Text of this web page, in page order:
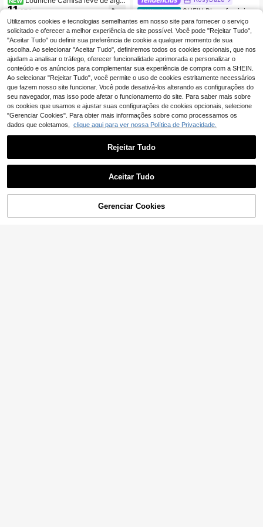
dão para mulher, cor lisa, decote em
sual, para uso diário, deslocações e
férias, estilo versátil para a época d
e regresso às aulas e Dia do Profes
sor
11,87€
4
Franclia Camisas eleg
11,83€
EU Warehouse SHEIN Blusa feminina
com decote em V e mangas curtas,
tecido confortável, ideal para férias,
uso diário, ocasiões casuais, praia,
encontros, festas e férias urbanas d
e verão. Versátil.
#1 Mais Vendido em Entalhado Tops, blusas e camisetas femininas
11,38€
COMPRE AGORA
Utilizamos cookies e tecnologias semelhantes em nosso site para fornecer o serviço
solicitado e oferecer a melhor experiência de site possível. Você pode "Rejeitar Tudo",
"Aceitar Tudo" ou definir sua preferência de cookie a qualquer momento de sua
escolha. Ao selecionar "Aceitar Tudo", definiremos todos os cookies opcionais, que nos
ajudam a analisar o tráfego, oferecer funcionalidade aprimorada e personalizar o
conteúdo e os anúncios para complementar sua experiência de compra com a SHEIN.
Ao selecionar "Rejeitar Tudo", você permite o uso de cookies estritamente necessários
que fazem nosso site funcionar. Você pode desativá-los alterando as configurações do
seu navegador, mas isso pode afetar o funcionamento do site. Para saber mais sobre
os cookies que usamos e ajustar suas configurações de cookies opcionais, selecione
"Gerenciar Cookies". Para obter mais informações sobre como processamos os
dados que coletamos, clique aqui para ver nossa Política de Privacidade.
Rejeitar Tudo
Aceitar Tudo
Gerenciar Cookies